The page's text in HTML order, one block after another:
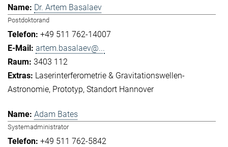
Dr. Artem Basalaev
Postdoktorand
+49 511 762-14007
artem.basalaev@...
3403 112
Laserinterferometrie & Gravitationswellen-
Astronomie Prototyp Standort Hannover
Adam Bates
Systemadministrator
+49 511 762-5842